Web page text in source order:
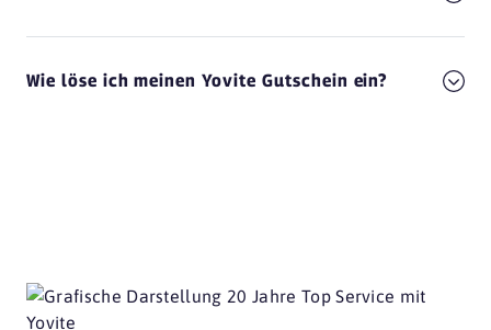
Wie löse ich meinen Yovite Gutschein ein?